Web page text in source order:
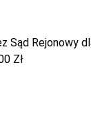
Sąd Rejonowy
Zł